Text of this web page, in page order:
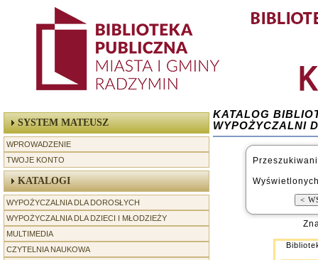
SYSTEM MATEUSZ
WPROWADZENIE
TWOJE KONTO
KATALOGI
WYPOŻYCZALNIA DLA DOROSŁYCH
WYPOŻYCZALNIA DLA DZIECI I MŁODZIEŻY
MULTIMEDIA
CZYTELNIA NAUKOWA
KATALOG
WYPOŻYCZALNI